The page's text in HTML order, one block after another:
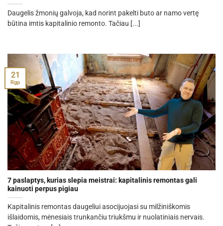
Daugelis žmonių galvoja, kad norint pakelti buto ar namo vertę
būtina imtis kapitalinio remonto. Tačiau [...]
7 paslaptys, kurias slepia meistrai: kapitalinis remontas gali
kainuoti perpus pigiau
Kapitalinis remontas daugeliui asocijuojasi su milžiniškomis
išlaidomis, mėnesiais trunkančiu triukšmu ir nuolatiniais nervais.
21
Rgp